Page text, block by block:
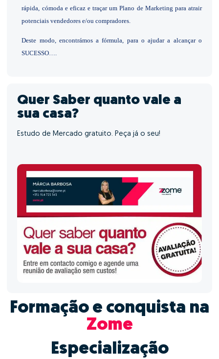
rápida, cómoda e eficaz e traçar um Plano de Marketing para atrair
potenciais vendedores e/ou compradores.
Deste modo, encontrámos a fórmula, para o ajudar a alcançar o
SUCESSO….
Quer Saber quanto vale a
sua casa?
Estudo de Mercado gratuito. Peça já o seu!
Formação e conquista na
Zome
Especialização